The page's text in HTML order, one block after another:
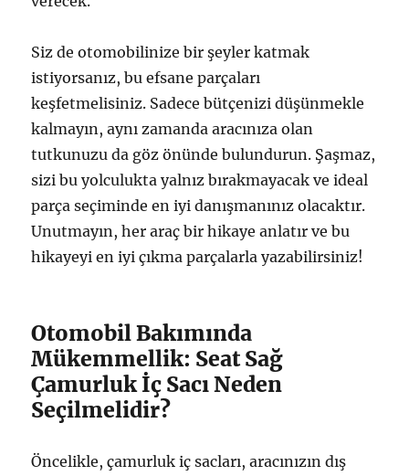
Siz de otomobilinize bir şeyler katmak
istiyorsanız, bu efsane parçaları
keşfetmelisiniz. Sadece bütçenizi düşünmekle
kalmayın, aynı zamanda aracınıza olan
tutkunuzu da göz önünde bulundurun. Şaşmaz,
sizi bu yolculukta yalnız bırakmayacak ve ideal
parça seçiminde en iyi danışmanınız olacaktır.
Unutmayın, her araç bir hikaye anlatır ve bu
hikayeyi en iyi çıkma parçalarla yazabilirsiniz!
Otomobil Bakımında
Mükemmellik: Seat Sağ
Çamurluk İç Sacı Neden
Seçilmelidir?
Öncelikle, çamurluk iç sacları, aracınızın dış